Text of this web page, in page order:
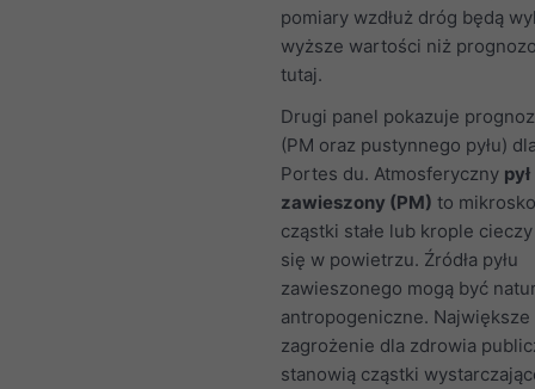
pomiary wzdłuż dróg będą
wyższe wartości niż
tutaj.
Drugi panel pokazuje
(PM oraz pustynnego pyłu)
Portes du. Atmosferyczny pył
zawieszony (PM) to
cząstki stałe lub krople
się w powietrzu. Źródła pyłu
zawieszonego mogą być
antropogeniczne. Największe
zagrożenie dla zdrowia
stanowią cząstki